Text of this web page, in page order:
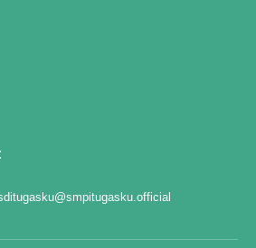
@smpitugasku.official